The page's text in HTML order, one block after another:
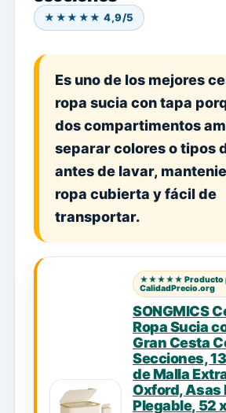
★★★★★ 4,9/5
Es uno de los mejores
ropa sucia con tapa
dos compartimentos
separar colores o tipos
antes de lavar,
ropa cubierta y fácil de
transportar.
★★★★★ Producto
CalidadPrecio.org
SONGMICS
Ropa Sucia
Gran Cesta
Secciones,
de Malla
Oxford, Asas
Plegable, 52